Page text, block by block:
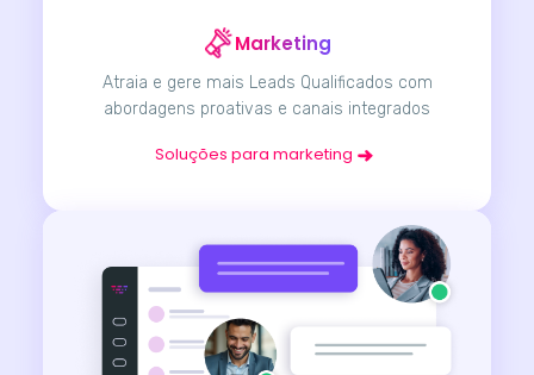
Marketing
Atraia e gere mais Leads Qualificados com
abordagens proativas e canais integrados
Soluções para marketing